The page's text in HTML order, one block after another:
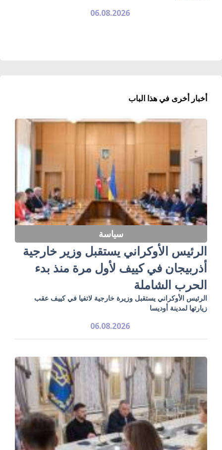
06.08.2026
أخبار أخرى في هذا الباب
سياسة
الرئيس الأوكراني يستقبل وزير خارجية
أذربيجان في كييف لأول مرة منذ بدء
الحرب الشاملة
الرئيس الأوكراني يستقبل وزيرة خارجية لاتفيا في كييف عقب
زيارتها لمدينة أوديسا
06.08.2026